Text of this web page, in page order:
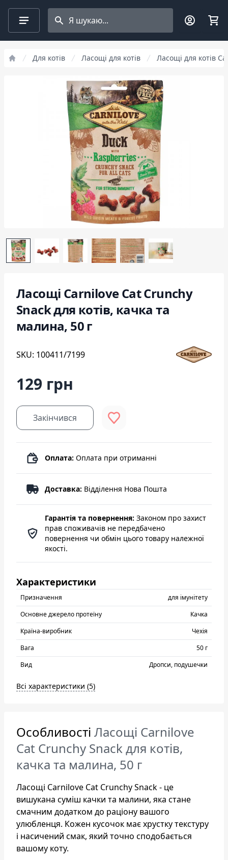
Search projects
Для котів Ласощі для котів Ласощі для котів
Ласощі Carnilove Cat Crunchy
Snack для котів, качка та
малина, 50 г
SKU: 100411/7199
129 грн
Закінчився
Оплата: Оплата при отриманні
Доставка: Відділення Нова Пошта
Гарантія та повернення: Законом про захист
прав споживачів не передбачено
повернення чи обмін цього товару належної
якості.
Характеристики
Призначення
для імунітету
Основне джерело протеїну
Качка
Країна-виробник
Чехія
Вага
50 г
Вид
Дропси, подушечки
Всі характеристики (5)
Особливості Ласощі Carnilove
Cat Crunchy Snack для котів,
качка та малина, 50 г
Ласощі Carnilove Cat Crunchy Snack - це
вишукана суміш качки та малини, яка стане
смачним додатком до раціону вашого
улюбленця. Кожен кусочок має хрустку текстуру
і насичений смак, який точно сподобається
вашому коту.